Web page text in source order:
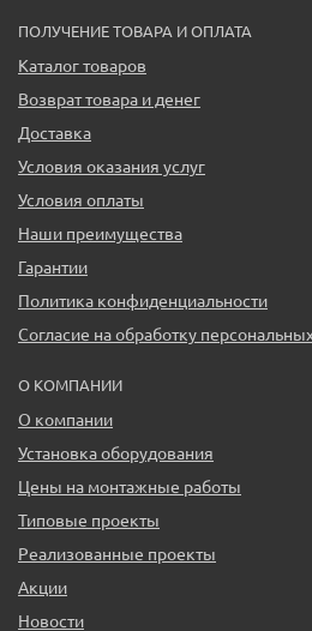
ПОЛУЧЕНИЕ ТОВАРА И ОПЛАТА
Каталог товаров
Возврат товара и денег
Доставка
Условия оказания услуг
Условия оплаты
Наши преимущества
Гарантии
Политика конфиденциальности
Согласие на обработку
О КОМПАНИИ
О компании
Установка оборудования
Цены на монтажные работы
Типовые проекты
Реализованные проекты
Акции
Новости